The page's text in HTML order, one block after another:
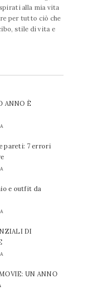
alla mia vita
per tutto ciò che
stile di vita e
ANNO È
pareti: 7 errori
e outfit da
DI
UN ANNO